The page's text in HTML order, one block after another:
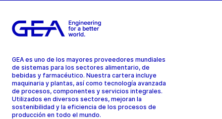
GEA es uno de los mayores proveedores mundiales
de sistemas para los sectores alimentario, de
bebidas y farmacéutico. Nuestra cartera incluye
maquinaria y plantas, así como tecnología avanzada
de procesos, componentes y servicios integrales.
Utilizados en diversos sectores, mejoran la
sostenibilidad y la eficiencia de los procesos de
producción en todo el mundo.